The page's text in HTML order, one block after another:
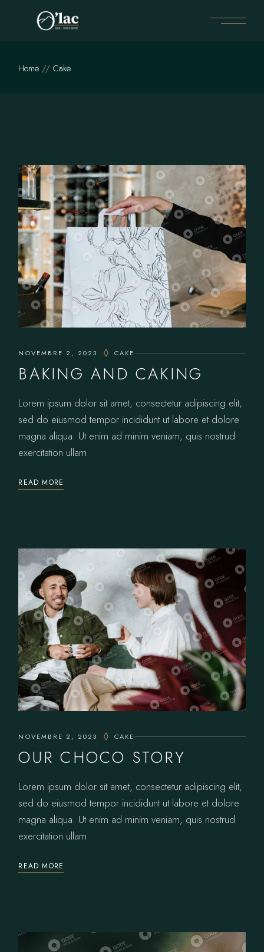
Home Cake
NOVEMBRE 2, 2023 CAKE
BAKING AND CAKING
Lorem ipsum dolor sit amet, consectetur adipiscing elit,
sed do eiusmod tempor incididunt ut labore et dolore
magna aliqua. Ut enim ad minim veniam, quis nostrud
exercitation ullam
READ MORE
NOVEMBRE 2, 2023 CAKE
OUR CHOCO STORY
Lorem ipsum dolor sit amet, consectetur adipiscing elit,
sed do eiusmod tempor incididunt ut labore et dolore
magna aliqua. Ut enim ad minim veniam, quis nostrud
exercitation ullam
READ MORE